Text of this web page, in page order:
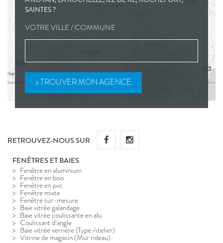
SAINTES ?
VOTRE VILLE / COMMUNE
RETROUVEZ-NOUS SUR
FENÊTRES ET BAIES
Fenêtre en aluminium
Fenêtre en bois
Fenêtre en pvc
Fenêtre mixte
Fenêtre sur-mesure
Baie vitrée galandage
Baie vitrée coulissante en alu
Coulissant d’angle
Baie vitrée verrière (Type Atelier)
Vitrine de magasin (Mur rideau)